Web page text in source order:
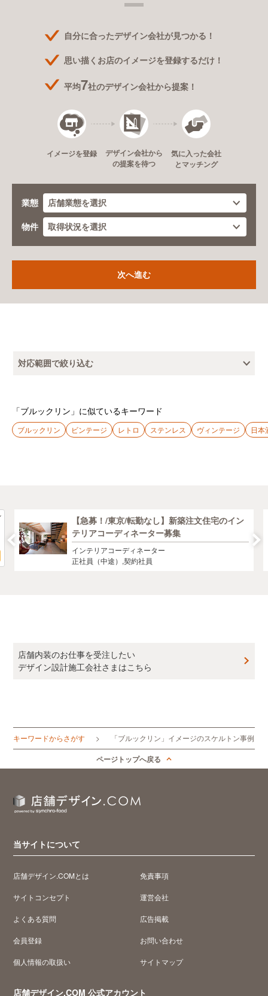
自分に合ったデザイン会社が見つかる！
思い描くお店のイメージを登録するだけ！
平均7社のデザイン会社から提案！
イメージを登録
デザイン会社から
の提案を待つ
気に入った会社
とマッチング
業態
物件
対応範囲で絞り込む
「ブルックリン」に似ているキーワード
ブルックリン ビンテージ レトロ ステンレス ヴィンテージ 日本
【急募！/東京/転勤なし】新築注文住宅のイン
テリアコーディネーター募集
インテリアコーディネーター
正社員（中途）,契約社員
店舗内装のお仕事を受注したい
デザイン設計施工会社さまはこちら
キーワードからさがす 「ブルックリン」イメージのスケルトン事例
ページトップへ戻る
当サイトについて
店舗デザイン.COMとは
サイトコンセプト
よくある質問
会員登録
個人情報の取扱い
免責事項
運営会社
広告掲載
お問い合わせ
サイトマップ
店舗デザイン.COM 公式アカウント